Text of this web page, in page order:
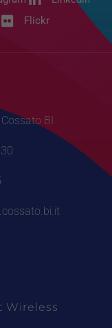
Flickr
BI
Wireless